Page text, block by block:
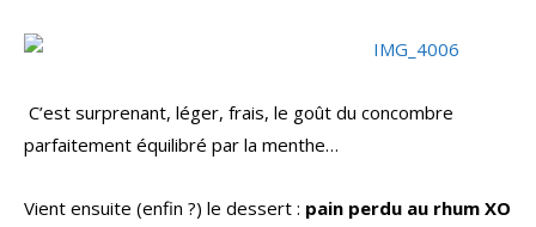
C’est surprenant, léger, frais, le goût du concombre
parfaitement équilibré par la menthe…
Vient ensuite (enfin ?) le dessert : pain perdu au rhum XO